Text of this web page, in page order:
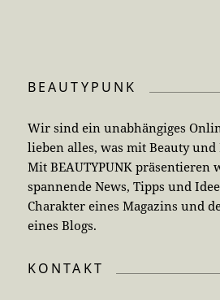
BEAUTYPUNK
Wir sind ein unabhängiges
lieben alles, was mit Beauty
Mit BEAUTYPUNK präsentieren
spannende News, Tipps und
Charakter eines Magazins und
eines Blogs.
KONTAKT